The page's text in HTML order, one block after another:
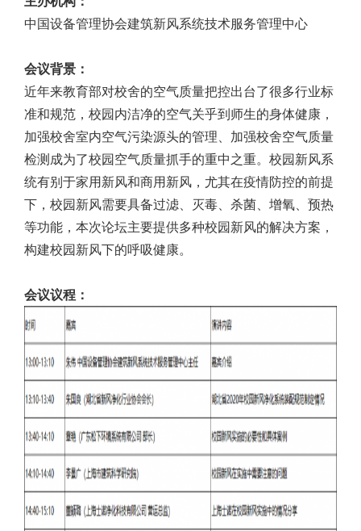
中国设备管理协会建筑新风系统技术服务管理中心
会议背景：
近年来教育部对校舍的空气质量把控出台了很多行业标
准和规范，校园内洁净的空气关乎到师生的身体健康，
加强校舍室内空气污染源头的管理、加强校舍空气质量
检测成为了校园空气质量抓手的重中之重。校园新风系
统有别于家用新风和商用新风，尤其在疫情防控的前提
下，校园新风需要具备过滤、灭毒、杀菌、增氧、预热
等功能，本次论坛主要提供多种校园新风的解决方案，
构建校园新风下的呼吸健康。
会议议程：